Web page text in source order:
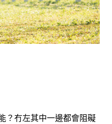
？冇左其中一邊都會阻礙